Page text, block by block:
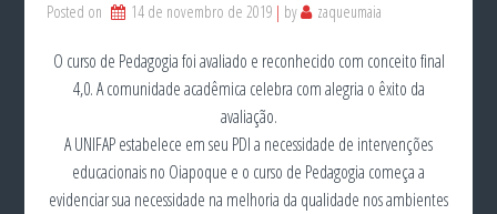
Posted on 14 de novembro de 2019 by zaqueumaia
O curso de Pedagogia foi avaliado e reconhecido com conceito final
4,0. A comunidade acadêmica celebra com alegria o êxito da
avaliação.
A UNIFAP estabelece em seu PDI a necessidade de intervenções
educacionais no Oiapoque e o curso de Pedagogia começa a
evidenciar sua necessidade na melhoria da qualidade nos ambientes